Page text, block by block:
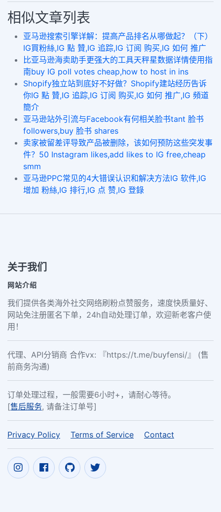
相似文章列表
亚马逊搜索引擎详解：提高产品排名从哪做起？（下）
IG買粉絲,IG 點 贊,IG 追踪,IG 订阅 购买,IG 如何 推广
比亚马逊海卖助手更强大的工具天秤星数据详情使用指
南buy IG poll votes cheap,how to host in ins
Shopify独立站到底好不好做？Shopify建站经历告诉
你IG 點 贊,IG 追踪,IG 订阅 购买,IG 如何 推广,IG 頻道
簡介
亚马逊站外引流与Facebook有何相关脸书tant 脸书
followers,buy 脸书 shares
卖家被留差评导致产品被删除，该如何预防这些突发事
件？50 Instagram likes,add likes to IG free,cheap
smm
亚马逊PPC常见的4大错误认识和解决方法IG 软件,IG
增加 粉絲,IG 排行,IG 点 赞,IG 登錄
关于我们
网站介绍
我们提供各类海外社交网络刷粉点赞服务，速度快质量好、
网站免注册匿名下单，24h自动处理订单，欢迎新老客户使
用！
代理、API分销商 合作vx: 『https://t.me/buyfensi/』 (售
前商务沟通)
订单处理过程，一般需要6小时+，请耐心等待。
[售后服务, 请备注订单号]
Privacy Policy Terms of Service Contact